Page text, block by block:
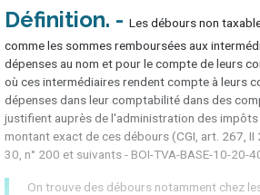
Définition
Les débours non
comme les sommes remboursées aux
dépenses au nom et pour le compte de leurs
où ces intermédiaires rendent compte à leurs
dépenses dans leur comptabilité dans des
justifient auprès de l'administration des impôts
montant exact de ces débours (CGI, art. 267, II
30, n° 200 et suivants - BOI-TVA-BASE-10-20-
On trouve des débours notamment chez